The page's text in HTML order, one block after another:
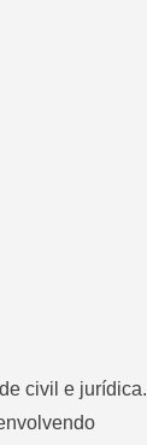
civil e jurídica.